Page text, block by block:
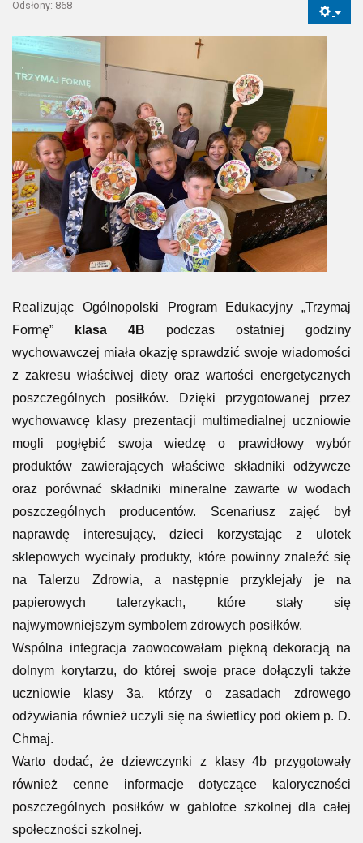
Odsłony: 868
Realizując Ogólnopolski Program Edukacyjny „Trzymaj
Formę”
klasa 4B podczas ostatniej godziny
wychowawczej miała okazję sprawdzić swoje wiadomości
z zakresu właściwej diety oraz wartości energetycznych
poszczególnych posiłków. Dzięki przygotowanej przez
wychowawcę klasy prezentacji multimedialnej uczniowie
mogli pogłębić swoja wiedzę o prawidłowy wybór
produktów zawierających właściwe składniki odżywcze
oraz porównać składniki mineralne zawarte w wodach
poszczególnych producentów. Scenariusz zajęć był
naprawdę interesujący, dzieci korzystając z ulotek
sklepowych wycinały produkty, które powinny znaleźć się
na Talerzu Zdrowia, a następnie przyklejały je na
papierowych talerzykach, które stały się
najwymowniejszym symbolem zdrowych posiłków.
Wspólna integracja zaowocowałam piękną dekoracją na
dolnym korytarzu, do której swoje prace dołączyli także
uczniowie klasy 3a, którzy o zasadach zdrowego
odżywiania również uczyli się na świetlicy pod okiem p. D.
Chmaj.
Warto dodać, że dziewczynki z klasy 4b przygotowały
również cenne informacje dotyczące kaloryczności
poszczególnych posiłków w gablotce szkolnej dla całej
społeczności szkolnej.